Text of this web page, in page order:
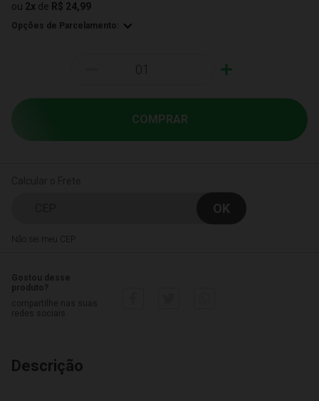
ou 2x de R$ 24,99
Opções de Parcelamento:
+
COMPRAR
Não sei meu CEP
Descrição